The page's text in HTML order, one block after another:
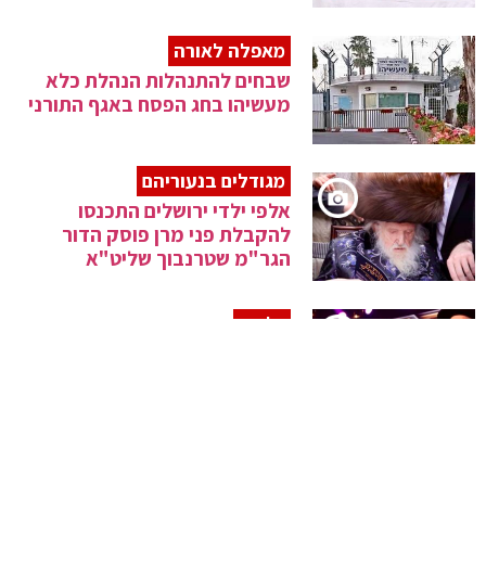
מאפלה לאורה
שבחים להתנהלות הנהלת כלא
מעשיהו בחג הפסח באגף התורני
מגודלים בנעוריהם
אלפי ילדי ירושלים התכנסו
להקבלת פני מרן פוסק הדור
הגר"מ שטרנבוך שליט"א
גלריה